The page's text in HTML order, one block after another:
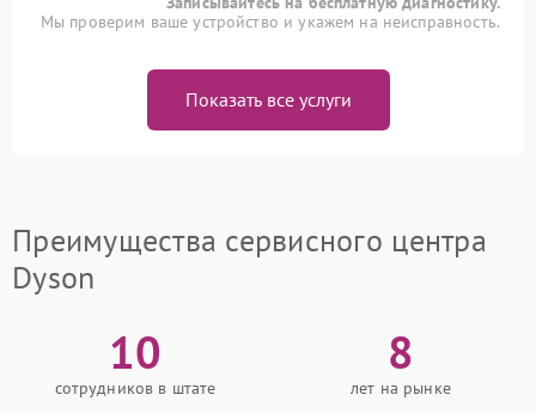
Мы проверим ваше устройство и укажем на неисправность.
Показать все услуги
Преимущества сервисного центра
Dyson
10
сотрудников в штате
8
лет на рынке